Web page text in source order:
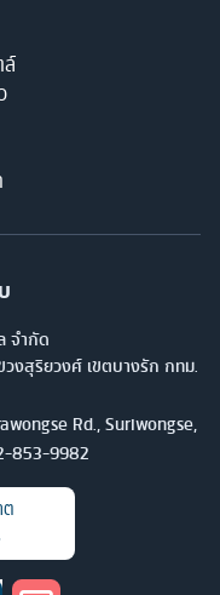
งาน สนามบินยังส่งเสริม
ยสารใช้ระบบขนส่ง
นตัว นอกจากนี้ยังได้นำ
ะทบต่อสิ่งแวดล้อม
งใหม่เป็นจำนวนมาก
ย ที่มีนักเดินทางใช้งาน
หม่ ญี่ปุ่น ขึ้นมา สามารถ
ะดวกและง่ายดาย
ประโยชน์มากมายแก่ทั้ง
สำหรับนักเดินทาง ส่ง
ธรรม และเปิดโอกาส
ายการบินมากมาย บิน
จำกัด
งสุริยวงศ์ เขตบางรัก กทม.
Rd., Suriwongse,
853-9982